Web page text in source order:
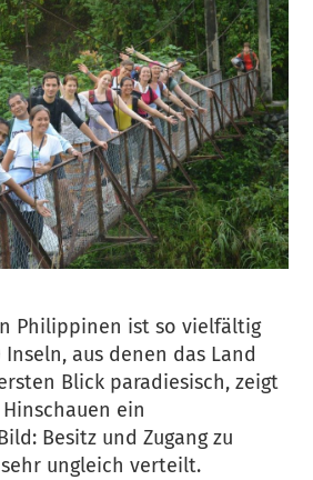
Philippinen ist so vielfältig
aus denen das Land
Blick paradiesisch, zeigt
ein
Besitz und Zugang zu
ungleich verteilt.